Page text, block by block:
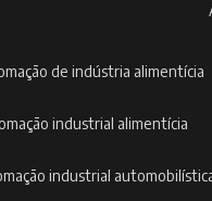
de indústria alimentícia
industrial alimentícia
industrial